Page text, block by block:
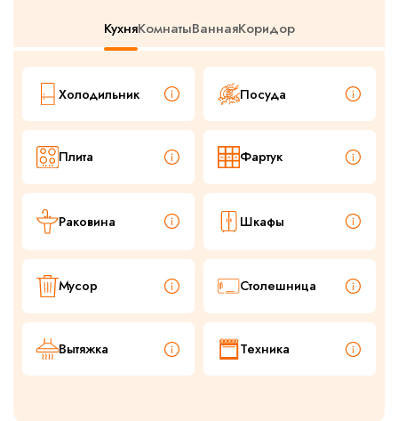
КухняКомнатыВаннаяКоридор
Холодильник Посудa
Плита Фартук
Раковина Шкафы
Мусор Столешница
Вытяжка Техника